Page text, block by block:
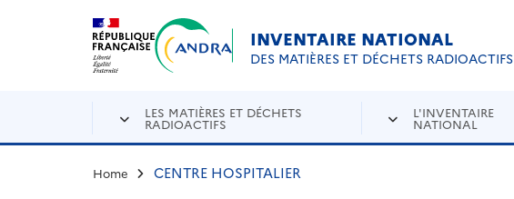
Aller au contenu principal
INVENTAIRE NATIONAL
DES MATIÈRES ET DÉCHETS RADIOACTIFS
LES MATIÈRES ET DÉCHETS
RADIOACTIFS
L'INVENTAIRE
NATIONAL
Home CENTRE HOSPITALIER